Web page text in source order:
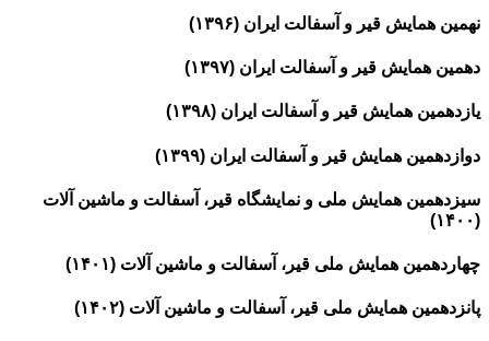
نهمین همایش قیر و آسفالت ایران (۱۳۹۶)
دهمین همایش قیر و آسفالت ایران (۱۳۹۷)
یازدهمین همایش قیر و آسفالت ایران (۱۳۹۸)
دوازدهمین همایش قیر و آسفالت ایران (۱۳۹۹)
سیزدهمین همایش ملی و نمایشگاه قیر، آسفالت و ماشین آلات
(۱۴۰۰)
چهاردهمین همایش ملی قیر، آسفالت و ماشین آلات (۱۴۰۱)
پانزدهمین همایش ملی قیر، آسفالت و ماشین آلات (۱۴۰۲)